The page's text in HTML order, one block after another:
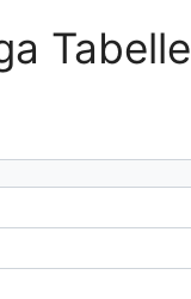
Tabelle